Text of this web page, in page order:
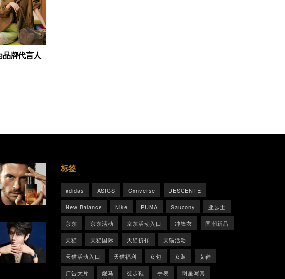
品牌代言人
标签
adidas ASICS Converse DESCENTE
New Balance Nike PUMA Saucony 亚瑟士
京东 京东活动 京东活动入口 冲锋衣 国潮新品
天猫 天猫国际 天猫折扣 天猫活动
天猫活动入口 天猫福利 女包 女装 女鞋
广告大片 彪马 徒步鞋 手表 明星写真